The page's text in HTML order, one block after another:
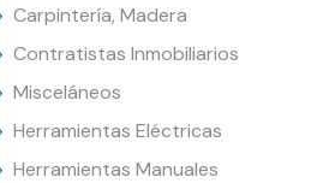
Carpintería, Madera
Contratistas Inmobiliarios
Misceláneos
Herramientas Eléctricas
Herramientas Manuales